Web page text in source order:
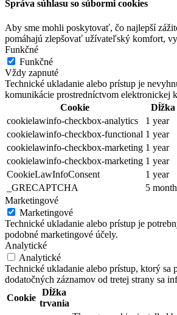
Správa súhlasu so súbormi cookies
Aby sme mohli poskytovať, čo najlepší
pomáhajú zlepšovať užívateľský komfort,
Funkčné
Funkčné
Vždy zapnuté
Technické ukladanie alebo prístup je
komunikácie prostredníctvom elektronickej
Cookie
cookielawinfo-checkbox-analytics
1 year
cookielawinfo-checkbox-functional 1 year
cookielawinfo-checkbox-marketing 1 year
cookielawinfo-checkbox-marketing 1 year
CookieLawInfoConsent
1 year
_GRECAPTCHA
5
Marketingové
Marketingové
Technické ukladanie alebo prístup je
podobné marketingové účely.
Analytické
Analytické
Technické ukladanie alebo prístup, ktorý
dodatočných záznamov od tretej strany sa
Cookie
Dĺžka
trvania